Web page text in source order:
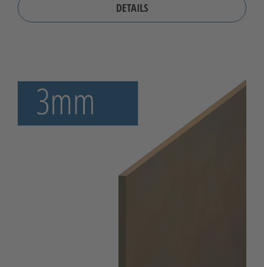
DETAILS